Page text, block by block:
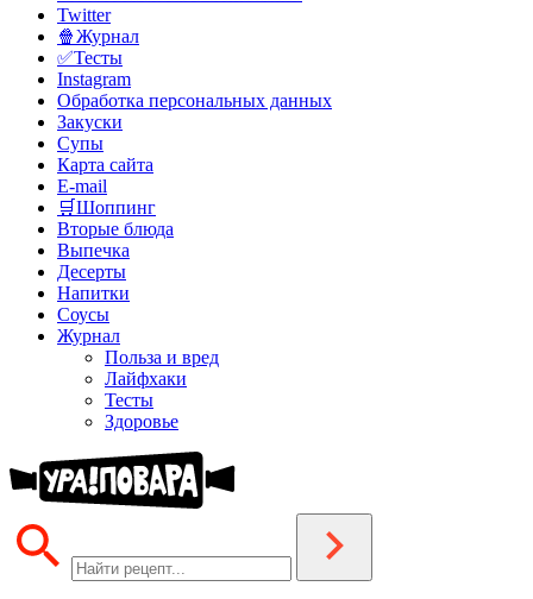
Twitter
🍿Журнал
✅Тесты
Instagram
Обработка персональных данных
Закуски
Супы
Карта сайта
E-mail
🛒Шоппинг
Вторые блюда
Выпечка
Десерты
Напитки
Соусы
Журнал
Польза и вред
Лайфхаки
Тесты
Здоровье